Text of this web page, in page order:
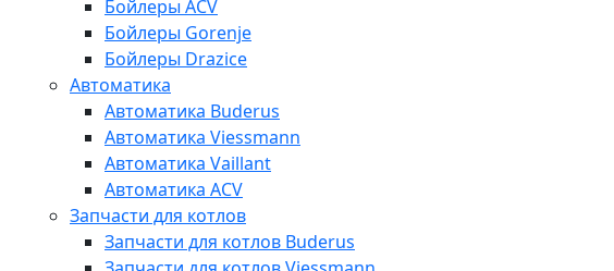
Бойлеры ACV
Бойлеры Gorenje
Бойлеры Drazice
Автоматика
Автоматика Buderus
Автоматика Viessmann
Автоматика Vaillant
Автоматика ACV
Запчасти для котлов
Запчасти для котлов Buderus